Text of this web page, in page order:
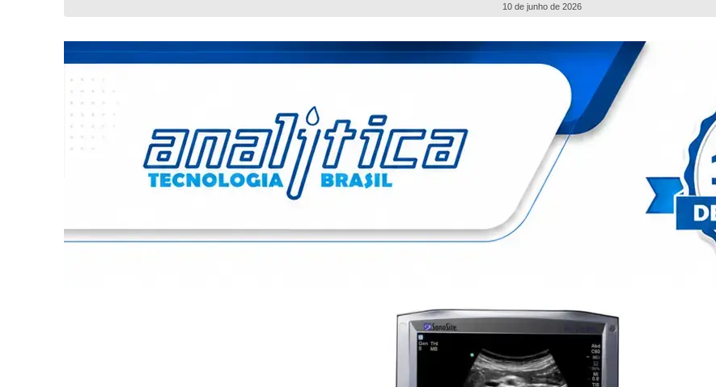
10 de junho de 2026